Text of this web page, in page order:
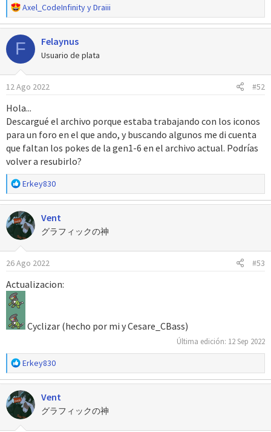
R
e
a
c
c
i
o
n
s
:
Axel_CodeInfinityyDraiii
F Felaynus
Usuario de plata
12 Ago 2022 #52
Hola...
Descargué el archivo porque estaba trabajando con los iconos
para un foro en el que ando, y buscando algunos me di cuenta
que faltan los pokes de la gen1-6 en el archivo actual. Podrías
volver a resubirlo?
R
e
a
c
c
i
o
n
s
Erkey830
Vent
グラフィックの神
26 Ago 2022 #53
Actualizacion:
Cyclizar (hecho por mi y Cesare_CBass)
Última edición: 12 Sep 2022
R
e
a
c
c
i
Erkey830
Vent
グラフィックの神